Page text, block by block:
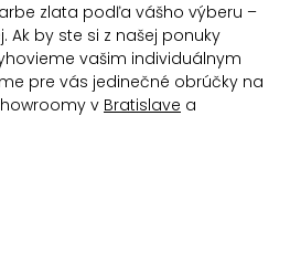
zlata podľa vášho výberu –
Ak by ste si z našej ponuky
vašim individuálnym
pre vás jedinečné obrúčky na
v Bratislave a